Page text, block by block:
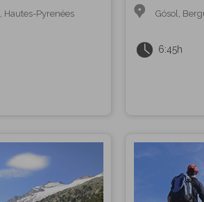
, Hautes-Pyrenées Gósol,
6:45h